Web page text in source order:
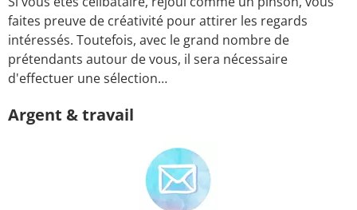
faites preuve de créativité pour attirer les regards
intéressés. Toutefois, avec le grand nombre de
prétendants autour de vous, il sera nécessaire
d'effectuer une sélection…
Argent & travail